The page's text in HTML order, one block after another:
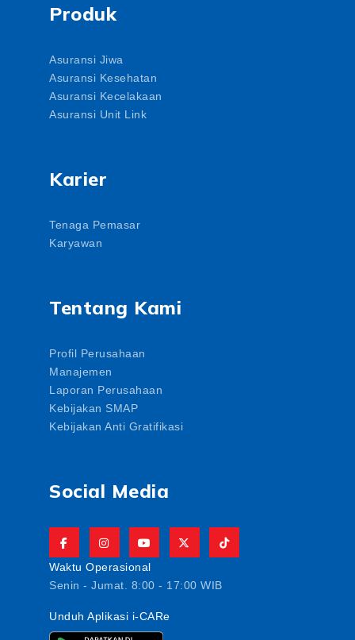
Produk
Asuransi Jiwa
Asuransi Kesehatan
Asuransi Kecelakaan
Asuransi Unit Link
Karier
Tenaga Pemasar
Karyawan
Tentang Kami
Profil Perusahaan
Manajemen
Laporan Perusahaan
Kebijakan SMAP
Kebijakan Anti Gratifikasi
Social Media
Waktu Operasional
Senin - Jumat. 8:00 - 17:00 WIB
Unduh Aplikasi i-CARe